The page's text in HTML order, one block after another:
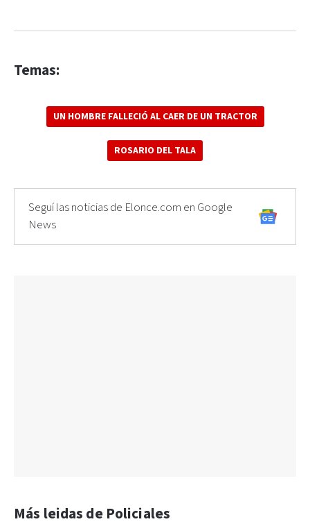
Temas:
UN HOMBRE FALLECIÓ AL CAER DE UN TRACTOR
ROSARIO DEL TALA
Seguí las noticias de Elonce.com en Google
News
Más leidas de Policiales